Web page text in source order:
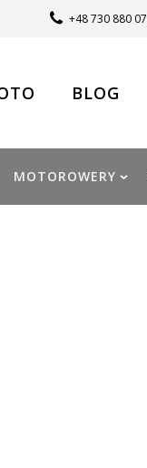
+48 730 880
BLOG
MOTOROWERY